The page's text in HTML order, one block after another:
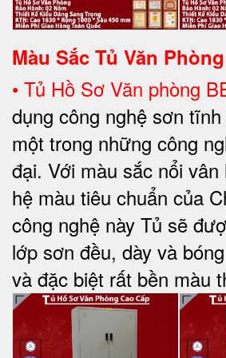
Màu Sắc Tủ Văn
• Tủ Hồ Sơ Văn phòng
dụng công nghệ sơn
một trong những công
đại. Với màu sắc nổi
hệ màu tiêu chuẩn của
công nghệ này Tủ sẽ
lớp sơn đều, dày và
và đặc biệt rất bền màu